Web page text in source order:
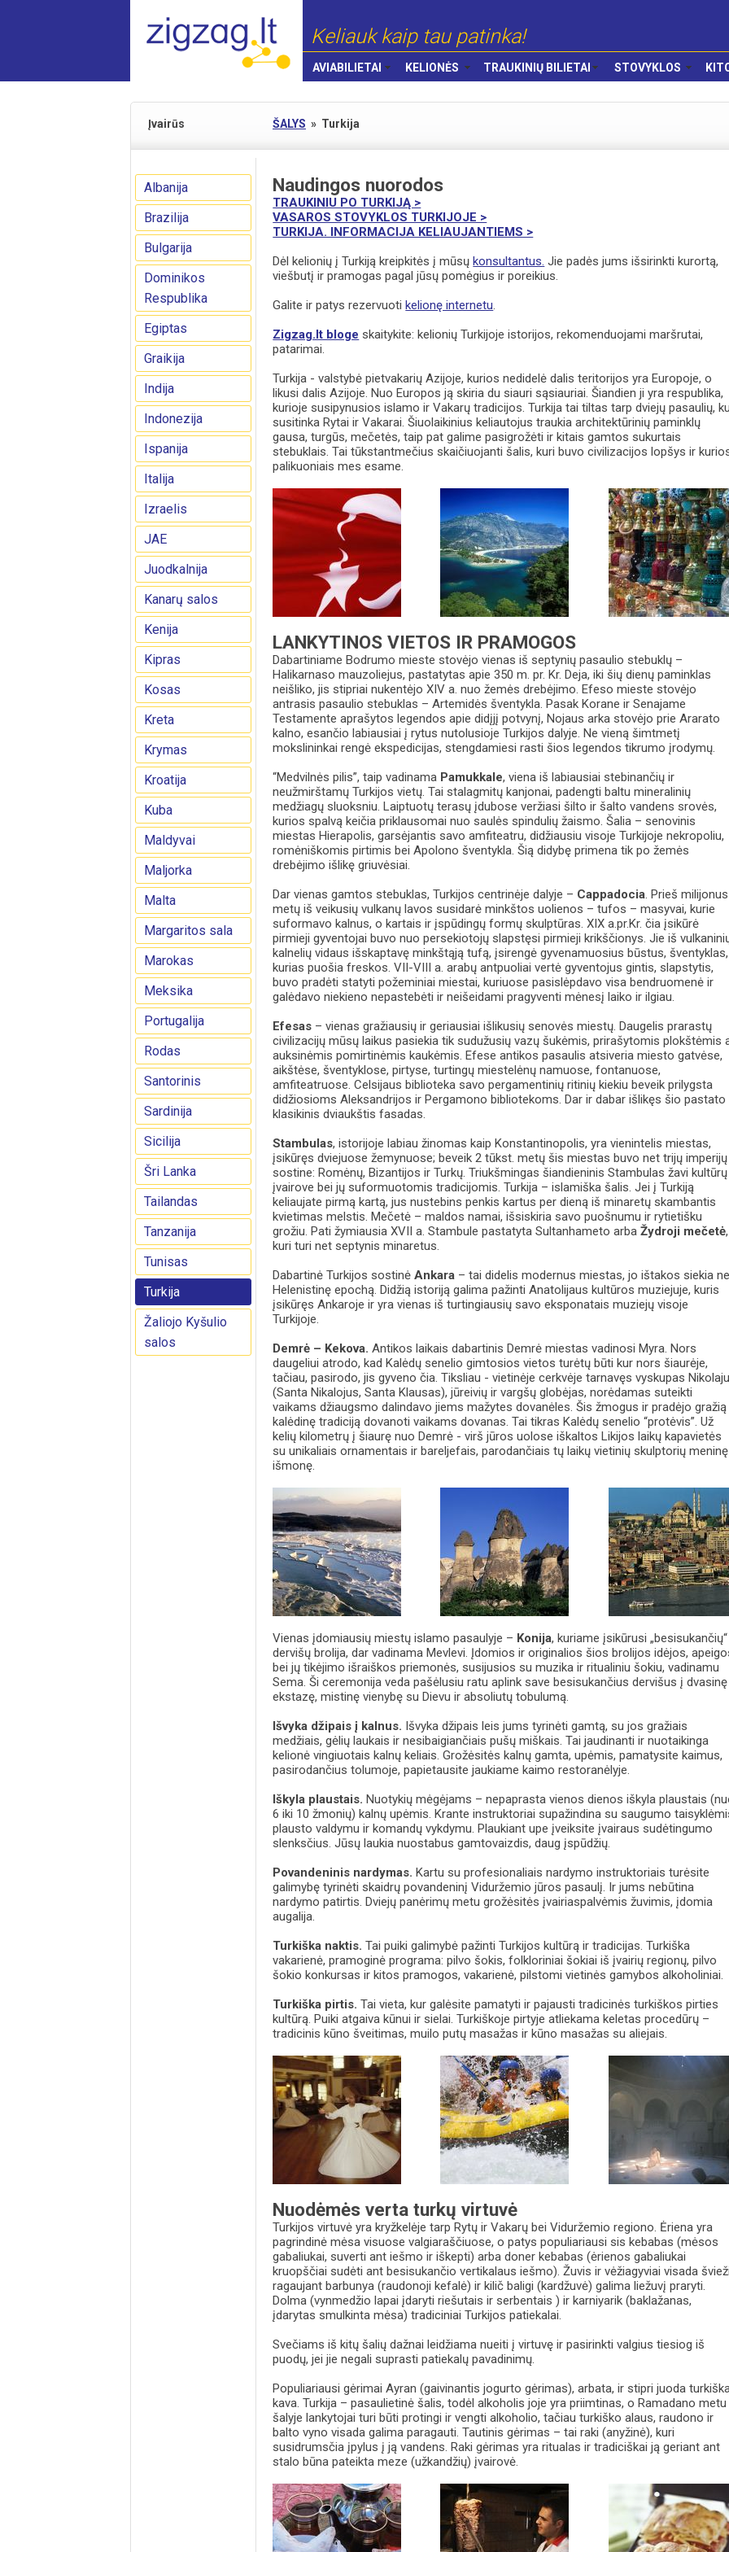
Keliauk kaip tau patinka!
AVIABILIETAI KELIONĖS TRAUKINIŲ BILIETAI STOVYKLOS
Įvairūs ŠALYS » Turkija
Albanija
Brazilija
Bulgarija
Dominikos
Respublika
Egiptas
Graikija
Indija
Indonezija
Ispanija
Italija
Izraelis
JAE
Juodkalnija
Kanarų salos
Kenija
Kipras
Kosas
Kreta
Krymas
Kroatija
Kuba
Maldyvai
Maljorka
Malta
Margaritos sala
Marokas
Meksika
Portugalija
Rodas
Santorinis
Sardinija
Sicilija
Šri Lanka
Tailandas
Tanzanija
Tunisas
Turkija
Žaliojo Kyšulio
salos
Naudingos nuorodos
TRAUKINIU PO TURKIJĄ >
VASAROS STOVYKLOS TURKIJOJE >
TURKIJA. INFORMACIJA KELIAUJANTIEMS >
Dėl kelionių į Turkiją kreipkitės į mūsųkonsultantus. Jie padės jums išsirinkti kurortą,
viešbutį ir pramogas pagal jūsų pomėgius ir poreikius.
Galite ir patys rezervuotikelionę internetu.
Zigzag.lt bloge skaitykite: kelionių Turkijoje istorijos, rekomenduojami maršrutai,
patarimai.
Turkija - valstybė pietvakarių Azijoje, kurios nedidelė dalis teritorijos yra Europoje, o
likusi dalis Azijoje. Nuo Europos ją skiria du siauri sąsiauriai. Šiandien ji yra respublika,
kurioje susipynusios islamo ir Vakarų tradicijos. Turkija tai tiltas tarp dviejų pasaulių,
susitinka Rytai ir Vakarai. Šiuolaikinius keliautojus traukia architektūrinių paminklų
gausa, turgūs, mečetės, taip pat galime pasigrožėti ir kitais gamtos sukurtais
stebuklais. Tai tūkstantmečius skaičiuojanti šalis, kuri buvo civilizacijos lopšys ir
palikuoniais mes esame.
LANKYTINOS VIETOS IR PRAMOGOS
Dabartiniame Bodrumo mieste stovėjo vienas iš septynių pasaulio stebuklų –
Halikarnaso mauzoliejus, pastatytas apie 350 m. pr. Kr. Deja, iki šių dienų paminklas
neišliko, jis stipriai nukentėjo XIV a. nuo žemės drebėjimo. Efeso mieste stovėjo
antrasis pasaulio stebuklas – Artemidės šventykla. Pasak Korane ir Senajame
Testamente aprašytos legendos apie didįjį potvynį, Nojaus arka stovėjo prie Ararato
kalno, esančio labiausiai į rytus nutolusioje Turkijos dalyje. Ne vieną šimtmetį
mokslininkai rengė ekspedicijas, stengdamiesi rasti šios legendos tikrumo įrodymų.
“Medvilnės pilis”, taip vadinama Pamukkale, viena iš labiausiai stebinančių ir
neužmirštamų Turkijos vietų. Tai stalagmitų kanjonai, padengti baltu mineralinių
medžiagų sluoksniu. Laiptuotų terasų įdubose veržiasi šilto ir šalto vandens srovės,
kurios spalvą keičia priklausomai nuo saulės spindulių žaismo. Šalia – senovinis
miestas Hierapolis, garsėjantis savo amfiteatru, didžiausiu visoje Turkijoje nekropoliu,
romėniškomis pirtimis bei Apolono šventykla. Šią didybę primena tik po žemės
drebėjimo išlikę griuvėsiai.
Dar vienas gamtos stebuklas, Turkijos centrinėje dalyje – Cappadocia. Prieš milijonus
metų iš veikusių vulkanų lavos susidarė minkštos uolienos – tufos – masyvai, kurie
suformavo kalnus, o kartais ir įspūdingų formų skulptūras. XIX a.pr.Kr. čia įsikūrė
pirmieji gyventojai buvo nuo persekiotojų slapstęsi pirmieji krikščionys. Jie iš
kalnelių vidaus išskaptavę minkštąją tufą, įsirengė gyvenamuosius būstus, šventyklas,
kurias puošia freskos. VII-VIII a. arabų antpuoliai vertė gyventojus gintis, slapstytis,
buvo pradėti statyti požeminiai miestai, kuriuose pasislėpdavo visa bendruomenė ir
galėdavo niekieno nepastebėti ir neišeidami pragyventi mėnesį laiko ir ilgiau.
Efesas – vienas gražiausių ir geriausiai išlikusių senovės miestų. Daugelis prarastų
civilizacijų mūsų laikus pasiekia tik sudužusių vazų šukėmis, prirašytomis plokštėmis
auksinėmis pomirtinėmis kaukėmis. Efese antikos pasaulis atsiveria miesto gatvėse,
aikštėse, šventyklose, pirtyse, turtingų miestelėnų namuose, fontanuose,
amfiteatruose. Celsijaus biblioteka savo pergamentinių ritinių kiekiu beveik prilygsta
didžiosioms Aleksandrijos ir Pergamono bibliotekoms. Dar ir dabar išlikęs šio pastato
klasikinis dviaukštis fasadas.
Stambulas, istorijoje labiau žinomas kaip Konstantinopolis, yra vienintelis miestas,
įsikūręs dviejuose žemynuose; beveik 2 tūkst. metų šis miestas buvo net trijų imperijų
sostine: Romėnų, Bizantijos ir Turkų. Triukšmingas šiandieninis Stambulas žavi kultūrų
įvairove bei jų suformuotomis tradicijomis. Turkija – islamiška šalis. Jei į Turkiją
keliaujate pirmą kartą, jus nustebins penkis kartus per dieną iš minaretų skambantis
kvietimas melstis. Mečetė – maldos namai, išsiskiria savo puošnumu ir rytietišku
grožiu. Pati žymiausia XVII a. Stambule pastatyta Sultanhameto arbaŽydroji mečetė,
kuri turi net septynis minaretus.
Dabartinė Turkijos sostinėAnkara – tai didelis modernus miestas, jo ištakos siekia
Helenistinę epochą. Didžią istoriją galima pažinti Anatolijaus kultūros muziejuje, kuris
įsikūręs Ankaroje ir yra vienas iš turtingiausių savo eksponatais muziejų visoje
Turkijoje.
Demrė – Kekova.Antikos laikais dabartinis Demrė miestas vadinosi Myra. Nors
daugeliui atrodo, kad Kalėdų senelio gimtosios vietos turėtų būti kur nors šiaurėje,
tačiau, pasirodo, jis gyveno čia. Tiksliau - vietinėje cerkvėje tarnavęs vyskupas
(Santa Nikalojus, Santa Klausas), jūreivių ir vargšų globėjas, norėdamas suteikti
vaikams džiaugsmo dalindavo jiems mažytes dovanėles. Šis žmogus ir pradėjo gražią
kalėdinę tradiciją dovanoti vaikams dovanas. Tai tikras Kalėdų senelio “protėvis”. Už
kelių kilometrų į šiaurę nuo Demrė - virš jūros uolose iškaltos Likijos laikų kapavietės
su unikaliais ornamentais ir bareljefais, parodančiais tų laikų vietinių skulptorių meninę
išmonę.
Vienas įdomiausių miestų islamo pasaulyje – Konija, kuriame įsikūrusi „besisukančių“
dervišų brolija, dar vadinama Mevlevi. Įdomios ir originalios šios brolijos idėjos,
bei jų tikėjimo išraiškos priemonės, susijusios su muzika ir ritualiniu šokiu, vadinamu
Sema. Ši ceremonija veda pašėlusiu ratu aplink save besisukančius dervišus į dvasinę
ekstazę, mistinę vienybę su Dievu ir absoliutų tobulumą.
Išvyka džipais į kalnus. Išvyka džipais leis jums tyrinėti gamtą, su jos gražiais
medžiais, gėlių laukais ir nesibaigiančiais pušų miškais. Tai jaudinanti ir nuotaikinga
kelionė vingiuotais kalnų keliais. Grožėsitės kalnų gamta, upėmis, pamatysite kaimus,
pasirodančius tolumoje, papietausite jaukiame kaimo restoranėlyje.
Iškyla plaustais. Nuotykių mėgėjams – nepaprasta vienos dienos iškyla plaustais
6 iki 10 žmonių) kalnų upėmis. Krante instruktoriai supažindina su saugumo
plausto valdymu ir komandų vykdymu. Plaukiant upe įveiksite įvairaus sudėtingumo
slenksčius. Jūsų laukia nuostabus gamtovaizdis, daug įspūdžių.
Povandeninis nardymas.Kartu su profesionaliais nardymo instruktoriais turėsite
galimybę tyrinėti skaidrų povandeninį Viduržemio jūros pasaulį. Ir jums nebūtina
nardymo patirtis. Dviejų panėrimų metu grožėsitės įvairiaspalvėmis žuvimis, įdomia
augalija.
Turkiška naktis.Tai puiki galimybė pažinti Turkijos kultūrą ir tradicijas. Turkiška
vakarienė, pramoginė programa: pilvo šokis, folkloriniai šokiai iš įvairių regionų, pilvo
šokio konkursas ir kitos pramogos, vakarienė, pilstomi vietinės gamybos alkoholiniai.
Turkiška pirtis. Tai vieta, kur galėsite pamatyti ir pajausti tradicinės turkiškos pirties
kultūrą. Puiki atgaiva kūnui ir sielai. Turkiškoje pirtyje atliekama keletas procedūrų –
tradicinis kūno šveitimas, muilo putų masažas ir kūno masažas su aliejais.
Nuodėmės verta turkų virtuvė
Turkijos virtuvė yra kryžkelėje tarp Rytų ir Vakarų bei Viduržemio regiono. Ėriena yra
pagrindinė mėsa visuose valgiaraščiuose, o patys populiariausi sis kebabas (mėsos
gabaliukai, suverti ant iešmo ir iškepti) arba doner kebabas (ėrienos gabaliukai
kruopščiai sudėti ant besisukančio vertikalaus iešmo). Žuvis ir vėžiagyviai visada
ragaujant barbunya (raudonoji kefalė) ir kilič baligi (kardžuvė) galima liežuvį praryti.
Dolma (vynmedžio lapai įdaryti riešutais ir serbentais ) ir karniyarik (baklažanas,
įdarytas smulkinta mėsa) tradiciniai Turkijos patiekalai.
Svečiams iš kitų šalių dažnai leidžiama nueiti į virtuvę ir pasirinkti valgius tiesiog iš
puodų, jei jie negali suprasti patiekalų pavadinimų.
Populiariausi gėrimai Ayran (gaivinantis jogurto gėrimas), arbata, ir stipri juoda
kava. Turkija – pasaulietinė šalis, todėl alkoholis joje yra priimtinas, o Ramadano metu
šalyje lankytojai turi būti protingi ir vengti alkoholio, tačiau turkiško alaus, raudono ir
balto vyno visada galima paragauti. Tautinis gėrimas – tai raki (anyžinė), kuri
susidrumsčia įpylus į ją vandens. Raki gėrimas yra ritualas ir tradiciškai ją geriant ant
stalo būna pateikta meze (užkandžių) įvairovė.